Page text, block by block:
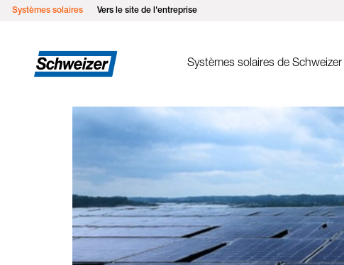
Systèmes solaires Vers le site de l'entreprise
Systèmes solaires de Schweizer
Système de montage MSP
MSP pour toits plats est-ouest
MSP toit végétal
MSP pour toits inclinés
MSP pour toits inclinés Inlay
MSP pour toits métalliques